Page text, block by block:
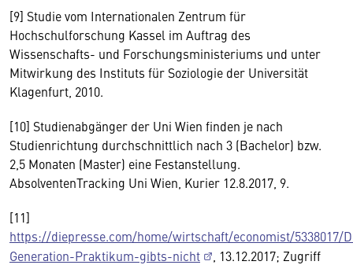
[9] Studie vom Internationalen Zentrum für
Hochschulforschung Kassel im Auftrag des
Wissenschafts- und Forschungsministeriums und unter
Mitwirkung des Instituts für Soziologie der Universität
Klagenfurt, 2010.
[10] Studienabgänger der Uni Wien finden je nach
Studienrichtung durchschnittlich nach 3 (Bachelor) bzw.
2,5 Monaten (Master) eine Festanstellung.
AbsolventenTracking Uni Wien, Kurier 12.8.2017, 9.
[11]
https://diepresse.com/home/wirtschaft/economist/5338017/
Generation-Praktikum-gibts-nicht
, 13.12.2017; Zugriff